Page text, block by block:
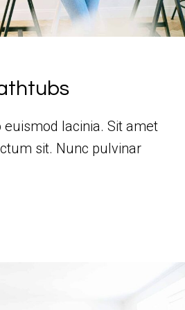
euismod lacinia. Sit amet
sit. Nunc pulvinar